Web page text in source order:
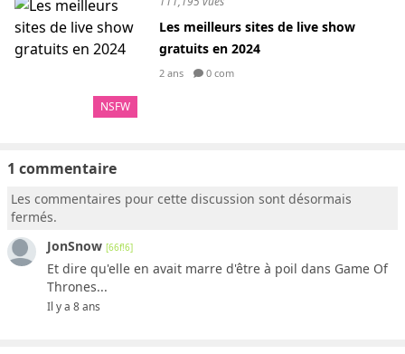
NSFW
Les meilleurs sites de live show
gratuits en 2024
2 ans 0 com
1 commentaire
Les commentaires pour cette discussion sont désormais
fermés.
JonSnow [66f!6]
Et dire qu'elle en avait marre d'être à poil dans Game Of
Thrones...
Il y a 8 ans